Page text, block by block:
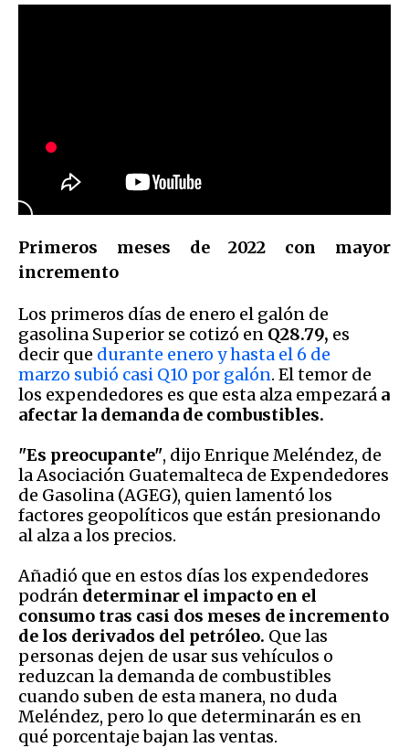
Primeros meses de 2022 con mayor
incremento
Los primeros días de enero el galón de
gasolina Superior se cotizó en Q28.79, es
decir que durante enero y hasta el 6 de
marzo subió casi Q10 por galón. El temor de
los expendedores es que esta alza empezará a
afectar la demanda de combustibles.
"Es preocupante", dijo Enrique Meléndez, de
la Asociación Guatemalteca de Expendedores
de Gasolina (AGEG), quien lamentó los
factores geopolíticos que están presionando
al alza a los precios.
Añadió que en estos días los expendedores
podrán determinar el impacto en el
consumo tras casi dos meses de incremento
de los derivados del petróleo. Que las
personas dejen de usar sus vehículos o
reduzcan la demanda de combustibles
cuando suben de esta manera, no duda
Meléndez, pero lo que determinarán es en
qué porcentaje bajan las ventas.